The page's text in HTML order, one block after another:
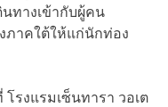
ทางเข้ากับผู้คน
ภาคใต้ให้แก่นักท่อง
รงแรมเซ็นทารา วอเต